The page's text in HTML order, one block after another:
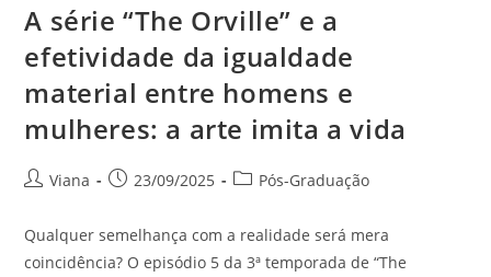
A série “The Orville” e a
efetividade da igualdade
material entre homens e
mulheres: a arte imita a vida
Viana 23/09/2025 Pós-Graduação
Qualquer semelhança com a realidade será mera
coincidência? O episódio 5 da 3ª temporada de “The